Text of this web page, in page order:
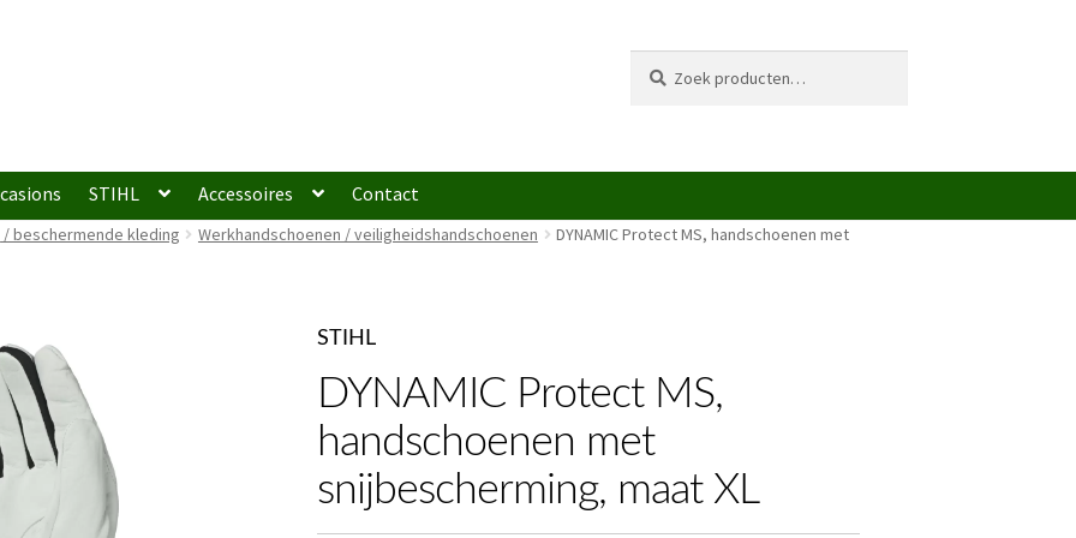
naar:
STIHL Accessoires Contact
beschermende kleding Werkhandschoenen / veiligheidshandschoenen
DYNAMIC Protect MS, handschoenen met
STIHL
DYNAMIC Protect MS,
handschoenen met
snijbescherming, maat XL